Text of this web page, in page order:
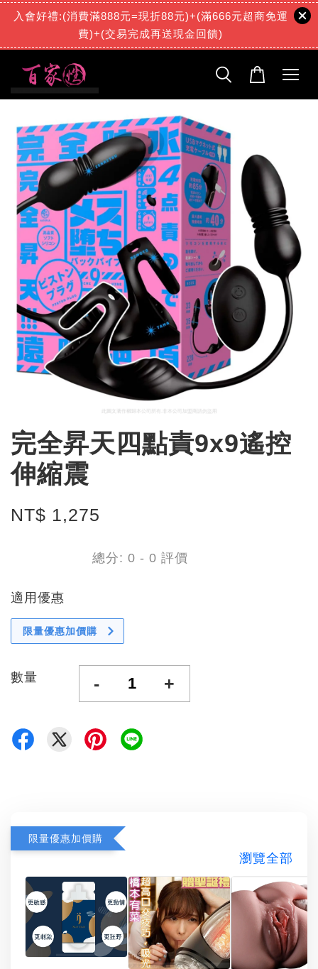
入會好禮:(消費滿888元=現折88元)+(滿666元超商免運
費)+(交易完成再送現金回饋)
完全昇天四點責9x9遙控
伸縮震
NT$ 1,275
總分: 0 - 0 評價
適用優惠
限量優惠加價購
數量 - +
限量優惠加價購
瀏覽全部